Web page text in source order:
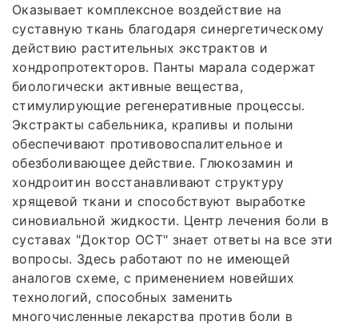
Оказывает комплексное воздействие на
суставную ткань благодаря синергетическому
действию растительных экстрактов и
хондропротекторов. Панты марала содержат
биологически активные вещества,
стимулирующие регенеративные процессы.
Экстракты сабельника, крапивы и полыни
обеспечивают противовоспалительное и
обезболивающее действие. Глюкозамин и
хондроитин восстанавливают структуру
хрящевой ткани и способствуют выработке
синовиальной жидкости. Центр лечения боли в
суставах "Доктор ОСТ" знает ответы на все эти
вопросы. Здесь работают по не имеющей
аналогов схеме, с применением новейших
технологий, способных заменить
многочисленные лекарства против боли в